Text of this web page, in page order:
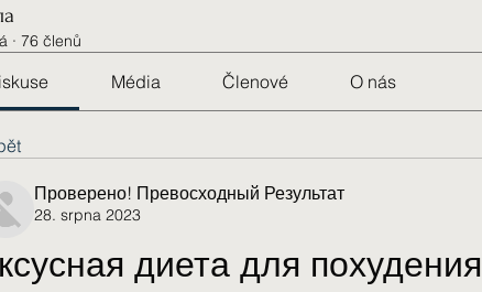
· 76 členů
Média Členové O nás
Проверено! Превосходный Результат
28. srpna 2023
диета для похудения